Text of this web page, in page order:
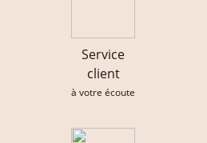
Service
client
à votre écoute